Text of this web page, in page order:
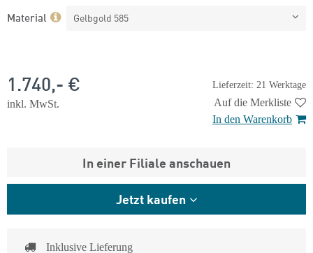
Material Gelbgold 585
Lieferzeit: 21 Werktage
1.740,- €
inkl. MwSt.
Auf die Merkliste
In den Warenkorb
In einer Filiale anschauen
Jetzt kaufen
Inklusive Lieferung